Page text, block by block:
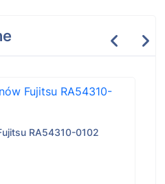
RA54310-0102